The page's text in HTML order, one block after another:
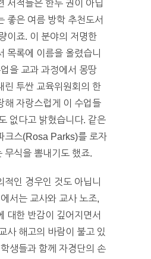
서적들은 한두 권이 아닙
좋은 여름 방학 추천도서
이죠. 이 분야의 저명한
목록에 이름을 올렸습니
을 교과 과정에서 몽땅
린 투싼 교육위원회의 한
해 자랑스럽게 이 수업들
없다고 밝혔습니다. 같은
크스(Rosa Parks)를 로자
무식을 뽐내기도 했죠.
적인 경우인 것도 아닙니
서는 교사와 교사 노조,
대한 반감이 깊어지면서
사 해고의 바람이 불고 있
생들과 함께 자경단의 손